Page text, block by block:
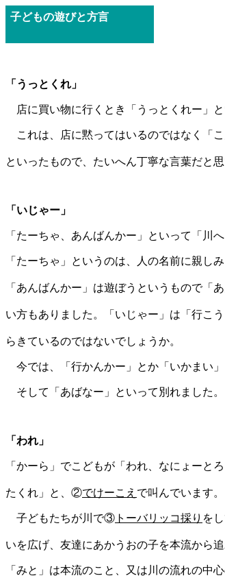
子どもの遊びと方言
「うっとくれ」
店に買い物に行くとき「うっとくれー」と
これは、店に黙ってはいるのではなく「
といったもので、たいへん丁寧な言葉だと
「いじゃー」
「たーちゃ、あんばんかー」といって「川
「たーちゃ」というのは、人の名前に親し
「あんばんかー」は遊ぼうというもので「
い方もありました。「いじゃー」は「行こ
らきているのではないでしょうか。
今では、「行かんかー」とか「いかまい
そして「あばなー」といって別れました。
「われ」
「かーら」でこどもが「われ、なにょーと
たくれ」と、②でけーこえ で叫んでいます。
子どもたちが川で③ トーバリッコ採り を
いを広げ、友達にあかうおの子を本流から
「みと」は本流のこと、又は川の流れの中